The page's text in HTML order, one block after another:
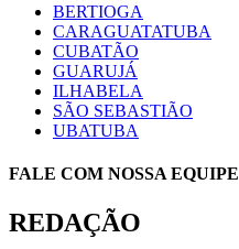
BERTIOGA
CARAGUATATUBA
CUBATÃO
GUARUJÁ
ILHABELA
SÃO SEBASTIÃO
UBATUBA
FALE COM NOSSA EQUIPE
REDAÇÃO